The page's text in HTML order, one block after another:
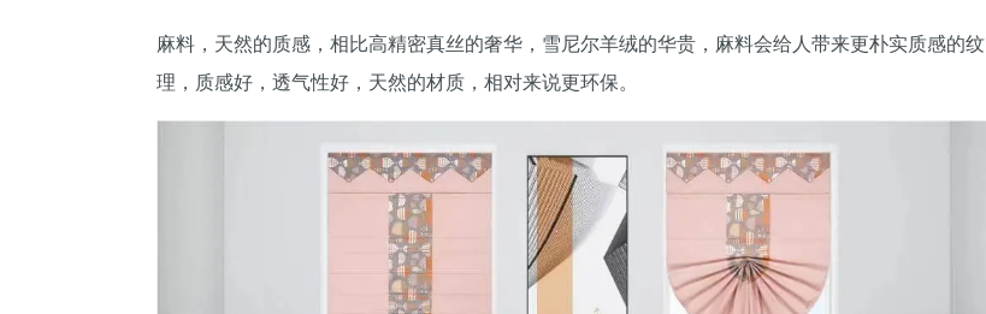
麻料，天然的质感，相比高精密真丝的奢华，雪尼尔羊绒的华贵，麻料会给人带来更朴实质感的纹
理，质感好，透气性好，天然的材质，相对来说更环保。